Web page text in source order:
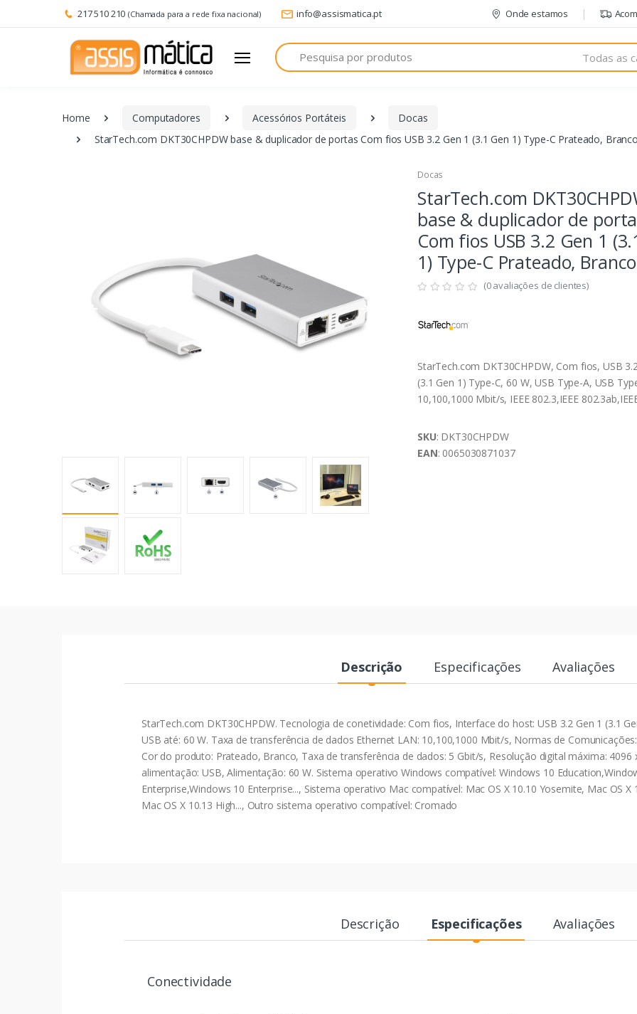
217 510 210 (Chamada para a rede fixa nacional) info@assismatica.pt Onde estamos
Pesquisa
Todas as
Home Computadores Acessórios Portáteis
Docas
StarTech.com DKT30CHPDW base & duplicador de portas Com fios USB 3.2 Gen 1 (3.1 Gen 1) Type-C Prateado,
Docas
StarTech.com
base & duplicador de
Com fios USB 3.2 Gen 1
1) Type-C Prateado, Branco
(0 avaliações de clientes)
StarTech.com DKT30CHPDW, Com fios, USB
(3.1 Gen 1) Type-C, 60 W, USB Type-A, USB
10,100,1000 Mbit/s, IEEE 802.3,IEEE
SKU: DKT30CHPDW
EAN: 0065030871037
Descrição Especificações Avaliações
StarTech.com DKT30CHPDW. Tecnologia de conetividade: Com fios, Interface do host: USB 3.2 Gen 1 (3.1
USB até: 60 W. Taxa de transferência de dados Ethernet LAN: 10,100,1000 Mbit/s, Normas de Comunicações:
Cor do produto: Prateado, Branco, Taxa de transferência de dados: 5 Gbit/s, Resolução digital máxima:
alimentação: USB, Alimentação: 60 W. Sistema operativo Windows compatível: Windows 10
Enterprise,Windows 10 Enterprise..., Sistema operativo Mac compatível: Mac OS X 10.10 Yosemite, Mac OS X
Mac OS X 10.13 High..., Outro sistema operativo compatível: Cromado
Descrição Especificações Avaliações
Conectividade